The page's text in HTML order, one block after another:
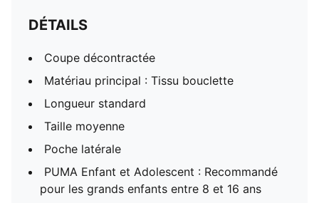
DÉTAILS
Coupe décontractée
Matériau principal : Tissu bouclette
Longueur standard
Taille moyenne
Poche latérale
PUMA Enfant et Adolescent : Recommandé
pour les grands enfants entre 8 et 16 ans